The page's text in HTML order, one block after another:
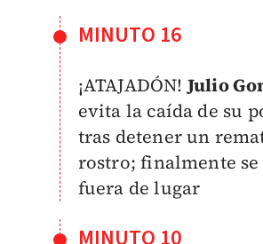
MINUTO 16
¡ATAJADÓN!Julio
evita la caída de su
tras detener un
rostro; finalmente se
fuera de lugar